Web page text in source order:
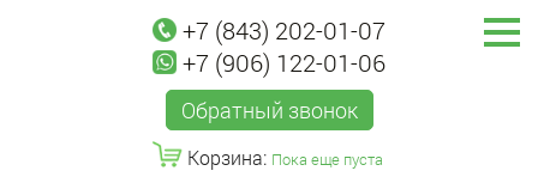
+7 (843) 202-01-07
+7 (906) 122-01-06
Обратный звонок
Корзина: Пока еще пуста